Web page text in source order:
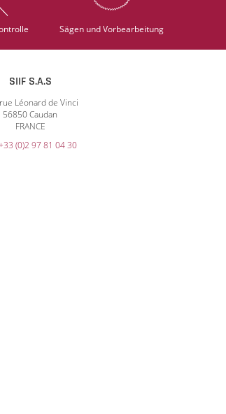
Sägen und Vorbearbeitung
SIIF S.A.S
Léonard de Vinci
56850 Caudan
FRANCE
(0)2 97 81 04 30